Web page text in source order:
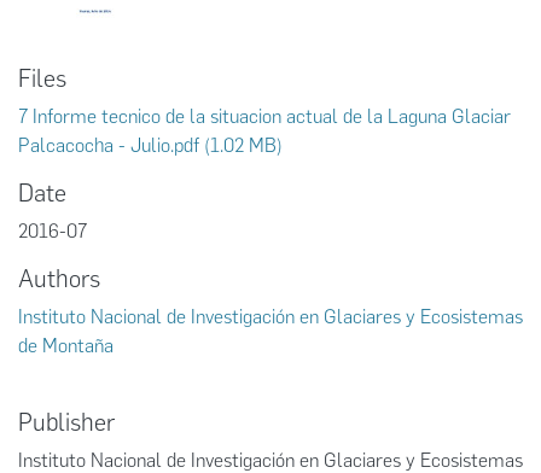
Files
7 Informe tecnico de la situacion actual de la Laguna Glaciar
Palcacocha - Julio.pdf (1.02 MB)
Date
2016-07
Authors
Instituto Nacional de Investigación en Glaciares y Ecosistemas
de Montaña
Publisher
Instituto Nacional de Investigación en Glaciares y Ecosistemas